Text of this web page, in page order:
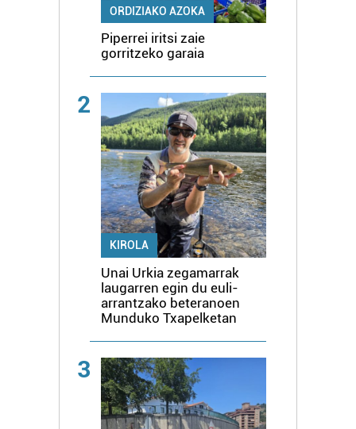
ORDIZIAKO AZOKA
Piperrei iritsi zaie
gorritzeko garaia
2
KIROLA
Unai Urkia zegamarrak
laugarren egin du euli-
arrantzako beteranoen
Munduko Txapelketan
3